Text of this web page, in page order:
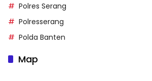
Polres Serang
Polresserang
Polda Banten
Map